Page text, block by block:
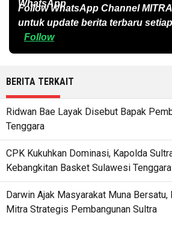
Follow WhatsApp Channel
untuk update berita terbaru
Follow
BERITA TERKAIT
Ridwan Bae Layak Disebut Bapak
Tenggara
CPK Kukuhkan Dominasi, Kapolda
Kebangkitan Basket Sulawesi Tenggara
Darwin Ajak Masyarakat Muna
Mitra Strategis Pembangunan Sultra